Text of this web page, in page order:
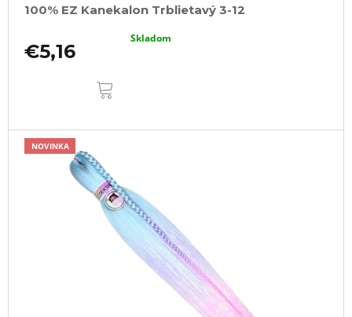
100% EZ Kanekalon Trblietavý 3-12
€5,16
Skladom
NOVINKA